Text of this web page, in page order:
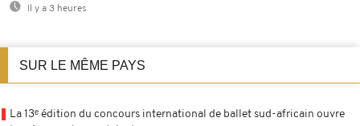
Il y a 3 heures
SUR LE MÊME PAYS
La 13ᵉ édition du concours international de ballet sud-africain ouvre